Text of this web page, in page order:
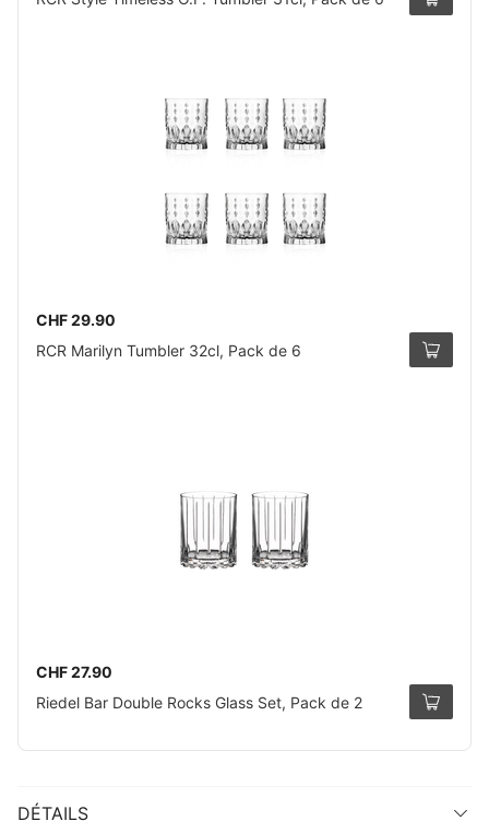
CHF 29.90
RCR Marilyn Tumbler 32cl, Pack de 6
CHF 27.90
Riedel Bar Double Rocks Glass Set, Pack de 2
DÉTAILS